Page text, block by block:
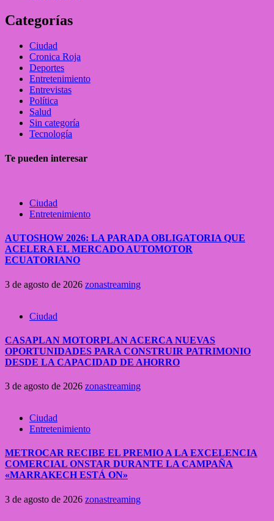
Categorías
Ciudad
Cronica Roja
Deportes
Entretenimiento
Entrevistas
Política
Salud
Sin categoría
Tecnología
Te pueden interesar
Ciudad
Entretenimiento
AUTOSHOW 2026: LA PARADA OBLIGATORIA QUE
ACELERA EL MERCADO AUTOMOTOR
ECUATORIANO
3 de agosto de 2026 zonastreaming
Ciudad
CASAPLAN MOTORPLAN ACERCA NUEVAS
OPORTUNIDADES PARA CONSTRUIR PATRIMONIO
DESDE LA CAPACIDAD DE AHORRO
3 de agosto de 2026 zonastreaming
Ciudad
Entretenimiento
METROCAR RECIBE EL PREMIO A LA EXCELENCIA
COMERCIAL ONSTAR DURANTE LA CAMPAÑA
«MARRAKECH ESTÁ ON»
3 de agosto de 2026 zonastreaming